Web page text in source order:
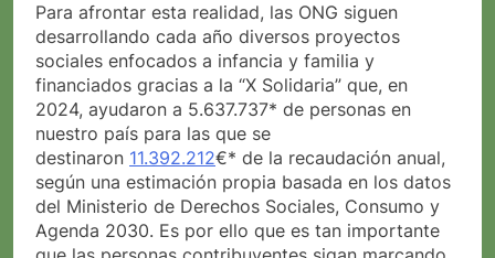
Para afrontar esta realidad, las ONG siguen
desarrollando cada año diversos proyectos
sociales enfocados a infancia y familia y
financiados gracias a la “X Solidaria” que, en
2024, ayudaron a 5.637.737* de personas en
nuestro país para las que se
destinaron 11.392.212€* de la recaudación anual,
según una estimación propia basada en los datos
del Ministerio de Derechos Sociales, Consumo y
Agenda 2030. Es por ello que es tan importante